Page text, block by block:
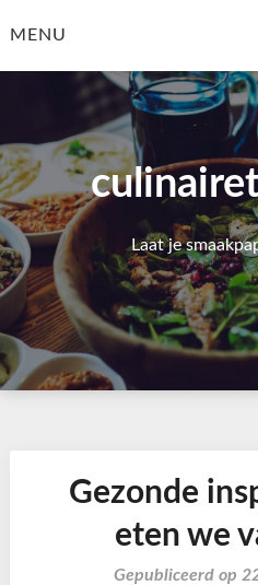
toMENU
Laat je
Gezonde
eten we
Gepubliceerd op